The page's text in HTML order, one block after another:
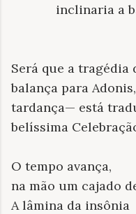
inclinaria a
Será que a
balança para
tardança— está
belíssima
O tempo avança,
na mão um cajado
A lâmina da insônia